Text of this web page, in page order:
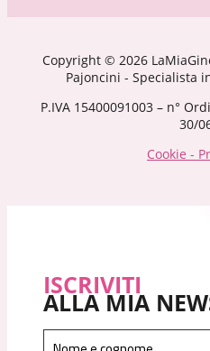
Copyright © 2026
Pajoncini - Specialista
P.IVA 15400091003 – n°
30/
Cookie -
ISCRIVITI
ALLA MIA